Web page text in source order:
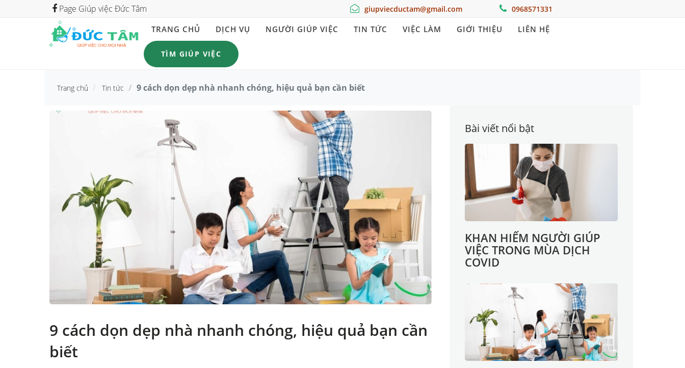
Page Giúp việc Đức Tâm giupviecductam@gmail.com 0968571331
TRANG CHỦ DỊCH VỤ NGƯỜI GIÚP VIỆC TIN TỨC VIỆC LÀM GIỚI THIỆU LIÊN HỆ
TÌM GIÚP VIỆC
Trang chủ Tin tức 9 cách dọn dẹp nhà nhanh chóng, hiệu quả bạn cần biết
9 cách dọn dẹp nhà nhanh chóng, hiệu quả bạn cần
biết
Bài viết nổi bật
KHAN HIẾM NGƯỜI GIÚP
VIỆC TRONG MÙA DỊCH
COVID